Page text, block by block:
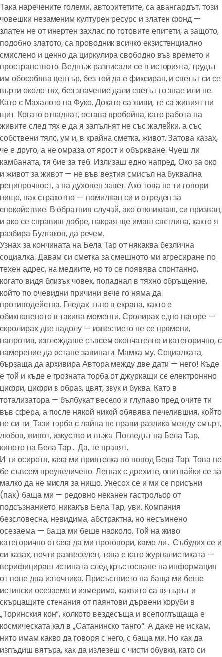
Така наречените големи, авторитетите, са авангардът, този
човешки незаменим културен ресурс и златен фонд —
златен не от инертен захлас по готовите епитети, а защото,
подобно златото, са проводник всичко екзистенциално
смислено и ценно да циркулира свободно във времето и
пространството. Веднъж разписали се в историята, трудът
им обособява център, без той да е фиксиран, и светът си се
върти около тях, без значение дали светът го знае или не.
Като с Махалото на Фуко. Докато са живи, те са живият ни
щит. Когато отпаднат, остава пробойна, като работа на
живите след тях е да я запълнят не със жалейки, а със
собствени тяло, ум и, в крайна сметка, живот. Затова казах,
че е друго, а не омраза от ярост и объркване. Чуеш ли
камбаната, тя бие за теб. Излизаш едно напред. Око за око
и живот за живот — не във вехтия смисъл на буквална
реципрочност, а на духовен завет. Ако това не ти говори
нищо, пак страхотно — помилван си и отреден за
спокойствие. В обратния случай, ако откликваш, си призван,
и ако се справиш добре, накрая ще имаш светлина, както я
разбира Булгаков, да речем.
Узнах за кончината на Бела Тар от някаква безлична
социалка. Давам си сметка за смешното ми агресиране по
техен адрес, на медиите, но то се появява спонтанно,
когато видя близък човек, попаднал в тяхно обръщение,
който по очевидни причини вече го няма да
противодейства. Гледах тъпо в екрана, както е
обикновеното в такива моменти. Сролирах едно нагоре —
скролирах две надолу — известието не се промени,
напротив, изглеждаше съвсем окончателно и категорично, с
намерение да остане завинаги. Мамка му. Социалката,
бързаща да архивира Автора между две дати — него! Къде
е той и къде е грозната торба от джуркащи се електроннно
цифри, цифри в образ, цвят, звук и буква. Като в
тотализатора — бълбукат весело и глупаво пред очите ти
във сфера, а после някой никой обявява печелившия, който
не си ти. Тази торба с лайна не прави разлика между смърт,
любов, живот, изкуство и лъжа. Погледът на Бела Тар,
киното на Бела Тар… Да, те правят.
И ти осиротя, каза ми приятелка по повод Бела Тар. Това не
бе съвсем преувеличено. Легнах с дрехите, опитвайки се за
малко да не мисля за нищо. Унесох се и ми се присъни
(пак) баща ми — редовно неканен гастрольор от
подсъзнанието; никакъв Бела Тар, уви. Компания
безсловесна, невидима, абстрактна, но несъмнено
осезаема — баща ми беше наоколо. Той на живо
категорично отказа да ми проговори, камо ли… Събудих се и
си казах, почти развеселен, това е като журналистиката —
верифицираш истината след кръстосване на информация
от поне два източника. Присъствието на баща ми беше
истински осезаемо и измеримо, каквито са вятърът и
скърцащите стенания от паянтови дървени коруби в
„Торинския кон“, колкото вездесъща и всепоглъщаща е
космическата кал в „Сатанинско танго“. А даже не искам,
нито имам какво да говоря с него, с баща ми. Но как да
изпъдиш вятъра, как да излезеш с чисти обувки, като си